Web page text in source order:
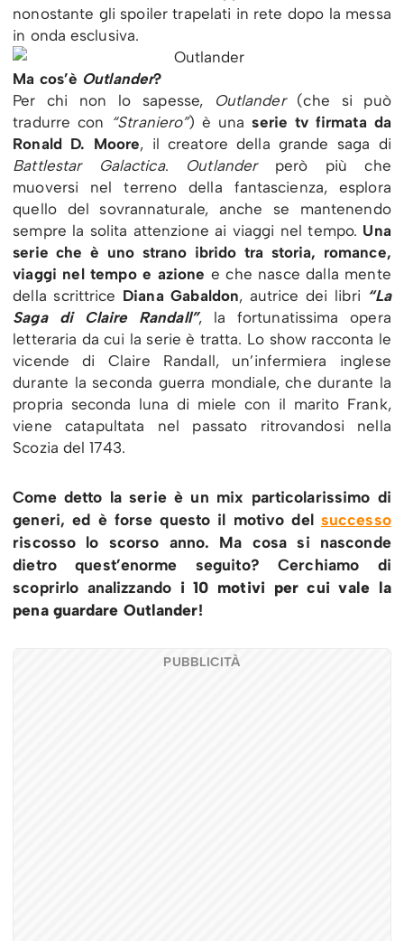
nonostante gli spoiler trapelati in rete dopo la messa
in onda esclusiva.
Ma cos’è Outlander?
Per chi non lo sapesse,
Outlander(che si può
tradurre con “Straniero”) è unaserie tv firmata da
Ronald D. Moore, il creatore della grande saga di
Battlestar Galactica. Outlanderperò più che
muoversi nel terreno della fantascienza, esplora
quello del sovrannaturale, anche se mantenendo
sempre la solita attenzione ai viaggi nel tempo. Una
serie che è uno strano ibrido tra storia, romance,
viaggi nel tempo e azione e che nasce dalla mente
della scrittrice Diana Gabaldon, autrice dei libri “La
Saga di Claire Randall”, la fortunatissima opera
letteraria da cui la serie è tratta. Lo show racconta le
vicende di Claire Randall, un’infermiera inglese
durante la seconda guerra mondiale, che durante la
propria seconda luna di miele con il marito Frank,
viene catapultata nel passato ritrovandosi nella
Scozia del 1743.
Come detto la serie è un mix particolarissimo di
generi, ed è forse questo il motivo del successo
riscosso lo scorso anno. Ma cosa si nasconde
dietro quest’enorme seguito? Cerchiamo di
scoprirlo analizzando i 10 motivi per cui vale la
pena guardare Outlander!
PUBBLICITÀ